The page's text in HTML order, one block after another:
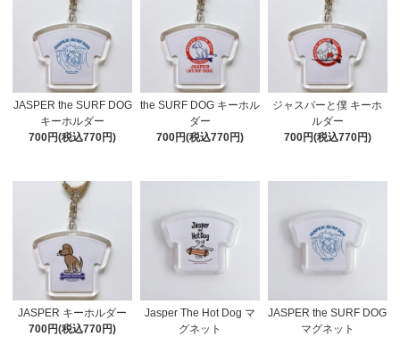
JASPER the SURF DOG
キーホルダー
700円(税込770円)
the SURF DOG キーホル
ダー
700円(税込770円)
ジャスパーと僕 キーホ
ルダー
700円(税込770円)
JASPER キーホルダー
700円(税込770円)
Jasper The Hot Dog マ
グネット
JASPER the SURF DOG
マグネット